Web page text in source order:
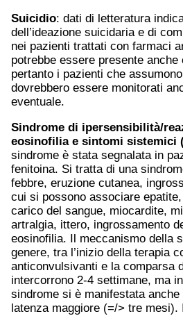
Suicidio: dati di letteratura
dell’ideazione suicidaria e di
nei pazienti trattati con farmaci
potrebbe essere presente anche
pertanto i pazienti che
dovrebbero essere monitorati
eventuale.
Sindrome di ipersensibilità/
eosinofilia e sintomi sistemici
sindrome è stata segnalata in
fenitoina. Si tratta di una
febbre, eruzione cutanea,
cui si possono associare
carico del sangue, miocardite,
artralgia, ittero, ingrossamento
eosinofilia. Il meccanismo della
genere, tra l’inizio della terapia
anticonvulsivanti e la comparsa
intercorrono 2-4 settimane, ma
sindrome si è manifestata anche
latenza maggiore (=/> tre mesi).